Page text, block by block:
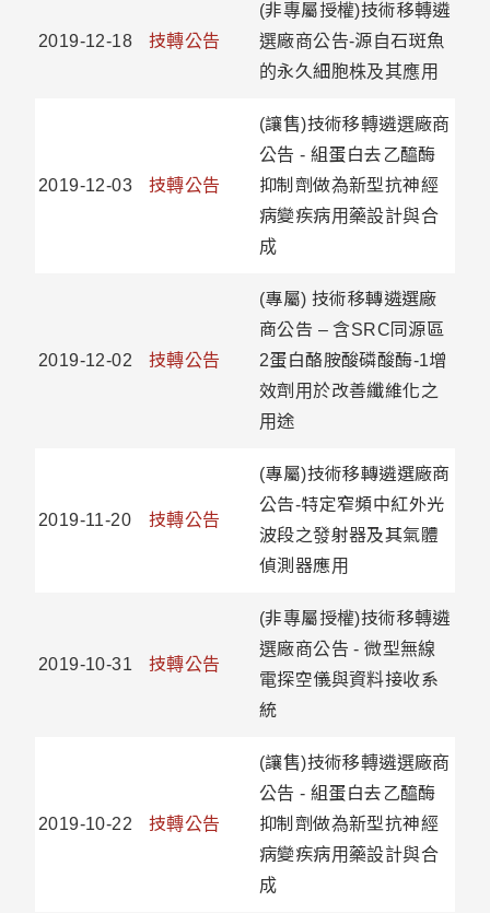
2019-12-18 技轉公告
(非專屬授權)技術移轉遴
選廠商公告-源自石斑魚
的永久細胞株及其應用
2019-12-03 技轉公告
(讓售)技術移轉遴選廠商
公告 - 組蛋白去乙醯酶
抑制劑做為新型抗神經
病變疾病用藥設計與合
成
2019-12-02 技轉公告
(專屬) 技術移轉遴選廠
商公告 – 含SRC同源區
2蛋白酪胺酸磷酸酶-1增
效劑用於改善纖維化之
用途
2019-11-20 技轉公告
(專屬)技術移轉遴選廠商
公告-特定窄頻中紅外光
波段之發射器及其氣體
偵測器應用
2019-10-31 技轉公告
(非專屬授權)技術移轉遴
選廠商公告 - 微型無線
電探空儀與資料接收系
統
2019-10-22 技轉公告
(讓售)技術移轉遴選廠商
公告 - 組蛋白去乙醯酶
抑制劑做為新型抗神經
病變疾病用藥設計與合
成